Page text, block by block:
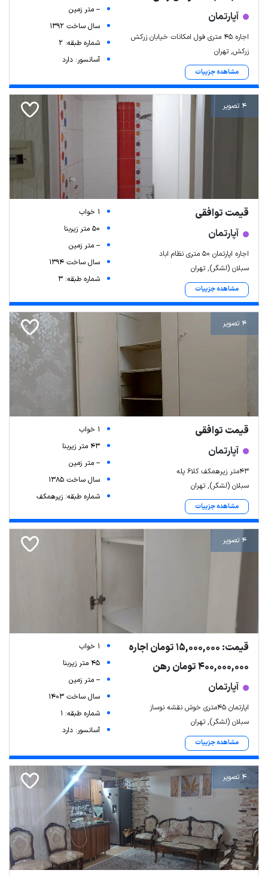
آپارتمان
اجاره ۴۵ متری فول امکانات خیابان زرکش
زرکش, تهران
مشاهده جزییات
-- متر زمین
سال ساخت 1392
شماره طبقه: 2
آسانسور: دارد
4 تصویر
قیمت توافقی
آپارتمان
اجاره اپارتمان ۵۰ متری نظام اباد
سبلان (لشگر), تهران
مشاهده جزییات
1 خواب
50 متر زیربنا
-- متر زمین
سال ساخت 1394
شماره طبقه: 3
4 تصویر
قیمت توافقی
آپارتمان
۴۳متر زیرهمکف کلا۶ پله
سبلان (لشگر), تهران
مشاهده جزییات
1 خواب
43 متر زیربنا
-- متر زمین
سال ساخت 1385
شماره طبقه: زیرهمکف
4 تصویر
قیمت: 15,000,000 تومان اجاره
400,000,000 تومان رهن
آپارتمان
اپارتمان ۴۵متری خوش نقشه نوساز
سبلان (لشگر), تهران
مشاهده جزییات
1 خواب
45 متر زیربنا
-- متر زمین
سال ساخت 1403
شماره طبقه: 1
آسانسور: دارد
4 تصویر